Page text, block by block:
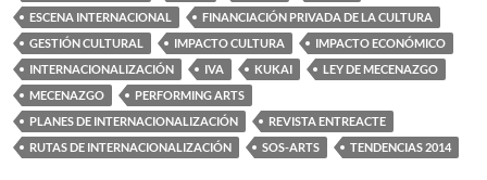
ESCENA INTERNACIONAL
FINANCIACIÓN PRIVADA DE LA CULTURA
GESTIÓN CULTURAL
IMPACTO CULTURA
IMPACTO ECONÓMICO
INTERNACIONALIZACIÓN
IVA KUKAI
LEY DE MECENAZGO
MECENAZGO
PERFORMING ARTS
PLANES DE INTERNACIONALIZACIÓN
REVISTA ENTREACTE
RUTAS DE INTERNACIONALIZACIÓN
SOS-ARTS TENDENCIAS 2014